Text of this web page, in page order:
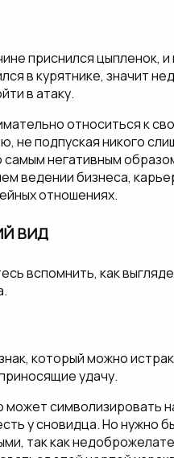
приснился цыпленок,
в курятнике, значит
в атаку.
относиться к
не подпуская никого
самым негативным
ведении бизнеса,
отношениях.
ВИД
вспомнить, как
который можно
удачу.
может символизировать
у сновидца. Но нужно
так как